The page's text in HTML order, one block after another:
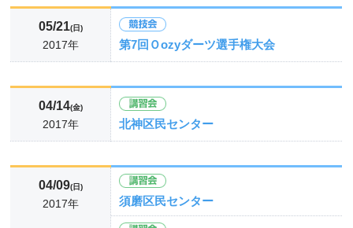
05/21(日)
2017年 第7回Ｏozyダーツ選手権大会
04/14(金)
2017年 北神区民センター
04/09(日)
2017年 須磨区民センター